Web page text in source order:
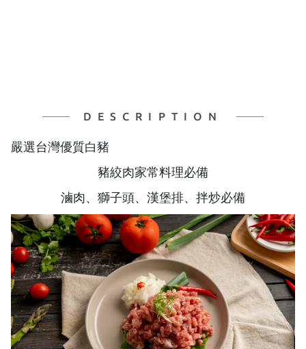
DESCRIPTION
嚴選台灣優質白豬
豬絞肉家常料理必備
滷肉、獅子頭、漢堡排、拌炒必備